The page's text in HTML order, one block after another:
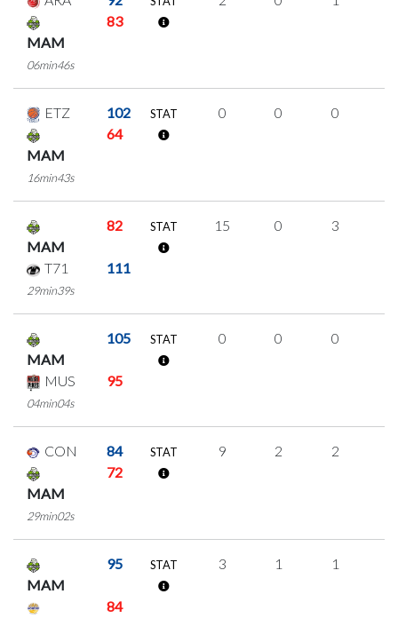
MAM
83
06min46s
ETZ 102
MAM
64
16min43s
STAT 0 0 0
MAM
82
T71 111
29min39s
STAT 15 0 3
MAM
105
MUS 95
04min04s
STAT 0 0 0
CON 84
MAM
72
29min02s
STAT 9 2 2
MAM
95
84
STAT 3 1 1